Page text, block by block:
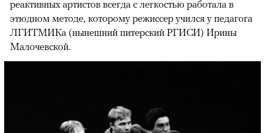
реактивных артистов всегда с легкостью работала в
этюдном методе, которому режиссер учился у педагога
ЛГИТМИКа (нынешний питерский РГИСИ) Ирины
Малочевской.